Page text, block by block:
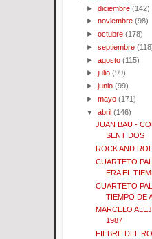
►diciembre (142)
►noviembre (98)
►octubre (178)
►septiembre
►agosto (115)
►julio (99)
►junio (99)
►mayo (171)
▼abril (146)
JUAN BAU -
SENTIDOS
ROCK AND
CUARTETO
ERA EL
CUARTETO
TIEMPO DE
MARCELO
1987
FIEBRE DEL